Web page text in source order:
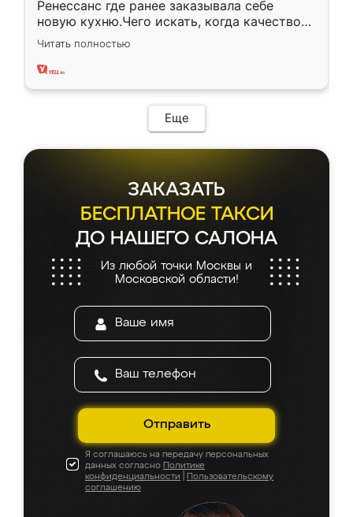
Ренессанс где ранее заказывала себе
новую кухню.Чего искать, когда качеством
вполне довольна. Служит кухня уже почти
два года, нареканий нет.
Читать полностью
Еще
ЗАКАЗАТЬ
БЕСПЛАТНОЕ ТАКСИ
ДО НАШЕГО САЛОНА
Из любой точки Москвы и
Московской области!
Отправить
Я соглашаюсь на передачу персональных
данных согласно Политике
конфиденциальности
Пользовательскому
соглашению